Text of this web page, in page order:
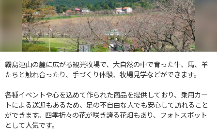
霧島連山の麓に広がる観光牧場で、大自然の中で育った牛、馬、羊
たちと触れ合ったり、手づくり体験、牧場見学などができます。
各種イベントや心を込めて作られた商品を提供しており、乗用カー
トによる送迎もあるため、足の不自由な人でも安心して訪れること
ができます。四季折々の花が咲き誇る花畑もあり、フォトスポット
として人気です。